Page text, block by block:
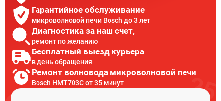
Гарантийное обслуживание
микроволновой печи Bosch до 3 лет
Диагностика за наш счет,
ремонт по желанию
Бесплатный выезд курьера
в день обращения
Ремонт волновода микроволновой печи
Bosch HMT703C от 35 минут